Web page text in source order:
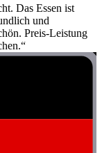
Das Essen ist
und
Preis-Leistung